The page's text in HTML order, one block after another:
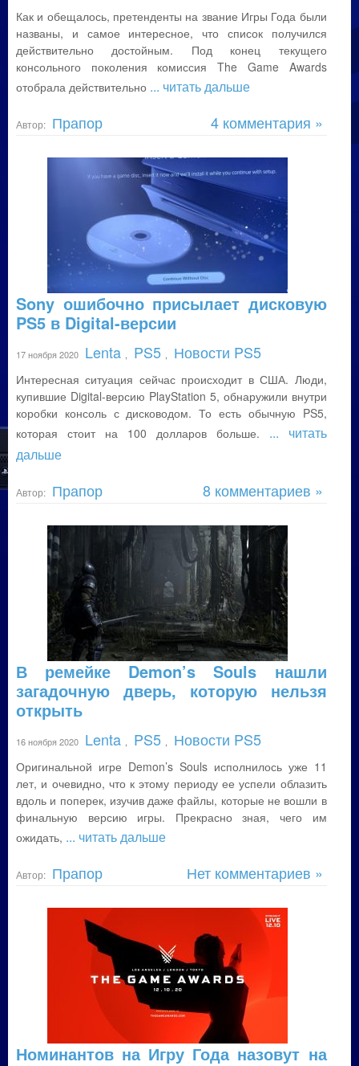
Как и обещалось, претенденты на звание Игры Года были
названы, и самое интересное, что список получился
действительно достойным. Под конец текущего
консольного поколения комиссия The Game Awards
отобрала действительно ... читать дальше
Автор: Прапор 4 комментария »
Sony ошибочно присылает дисковую
PS5 в Digital-версии
17 ноября 2020 Lenta PS5 Новости PS5
Интересная ситуация сейчас происходит в США. Люди,
купившие Digital-версию PlayStation 5, обнаружили внутри
коробки консоль с дисководом. То есть обычную PS5,
которая стоит на 100 долларов больше. ... читать
дальше
Автор: Прапор 8 комментариев »
В ремейке Demon’s Souls нашли
загадочную дверь, которую нельзя
открыть
16 ноября 2020 Lenta PS5 Новости PS5
Оригинальной игре Demon’s Souls исполнилось уже 11
лет, и очевидно, что к этому периоду ее успели облазить
вдоль и поперек, изучив даже файлы, которые не вошли в
финальную версию игры. Прекрасно зная, чего им
ожидать, ... читать дальше
Автор: Прапор Нет комментариев »
Номинантов на Игру Года назовут на